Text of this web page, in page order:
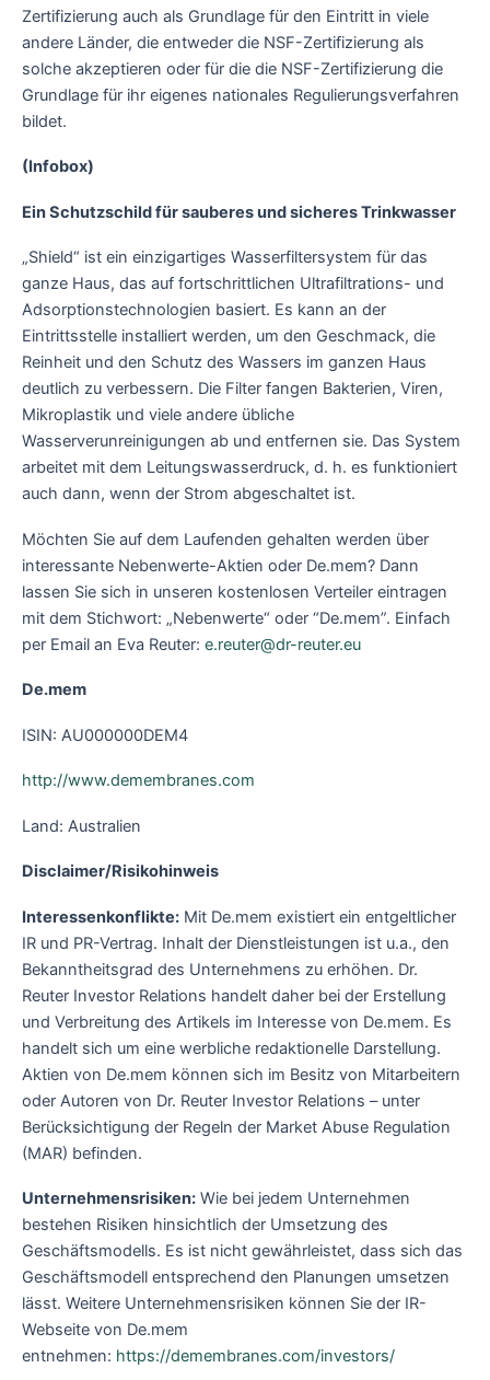
Zertifizierung auch als Grundlage für den Eintritt in viele
andere Länder, die entweder die NSF-Zertifizierung als
solche akzeptieren oder für die die NSF-Zertifizierung die
Grundlage für ihr eigenes nationales Regulierungsverfahren
bildet.
(Infobox)
Ein Schutzschild für sauberes und sicheres Trinkwasser
„Shield“ ist ein einzigartiges Wasserfiltersystem für das
ganze Haus, das auf fortschrittlichen Ultrafiltrations- und
Adsorptionstechnologien basiert. Es kann an der
Eintrittsstelle installiert werden, um den Geschmack, die
Reinheit und den Schutz des Wassers im ganzen Haus
deutlich zu verbessern. Die Filter fangen Bakterien, Viren,
Mikroplastik und viele andere übliche
Wasserverunreinigungen ab und entfernen sie. Das System
arbeitet mit dem Leitungswasserdruck, d. h. es funktioniert
auch dann, wenn der Strom abgeschaltet ist.
Möchten Sie auf dem Laufenden gehalten werden über
interessante Nebenwerte-Aktien oder De.mem? Dann
lassen Sie sich in unseren kostenlosen Verteiler eintragen
mit dem Stichwort: „Nebenwerte“ oder “De.mem”. Einfach
per Email an Eva Reuter: e.reuter@dr-reuter.eu
De.mem
ISIN: AU000000DEM4
http://www.demembranes.com
Land: Australien
Disclaimer/Risikohinweis
Interessenkonflikte: Mit De.mem existiert ein entgeltlicher
IR und PR-Vertrag. Inhalt der Dienstleistungen ist u.a., den
Bekanntheitsgrad des Unternehmens zu erhöhen. Dr.
Reuter Investor Relations handelt daher bei der Erstellung
und Verbreitung des Artikels im Interesse von De.mem. Es
handelt sich um eine werbliche redaktionelle Darstellung.
Aktien von De.mem können sich im Besitz von Mitarbeitern
oder Autoren von Dr. Reuter Investor Relations – unter
Berücksichtigung der Regeln der Market Abuse Regulation
(MAR) befinden.
Unternehmensrisiken: Wie bei jedem Unternehmen
bestehen Risiken hinsichtlich der Umsetzung des
Geschäftsmodells. Es ist nicht gewährleistet, dass sich das
Geschäftsmodell entsprechend den Planungen umsetzen
lässt. Weitere Unternehmensrisiken können Sie der IR-
Webseite von De.mem
entnehmen: https://demembranes.com/investors/